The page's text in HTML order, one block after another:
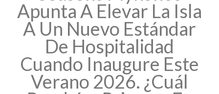
Apunta A Elevar La Isla
A Un Nuevo Estándar
De Hospitalidad
Cuando Inaugure Este
Verano 2026. ¿Cuál